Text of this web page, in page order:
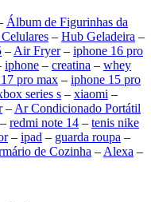
Álbum de Figurinhas da
– Hub Geladeira –
– Air Fryer– iphone 16 pro
iphone – creatina – whey
pro max – iphone 15 pro
series s – xiaomi –
– Ar Condicionado Portátil
– redmi note 14 – tenis nike
– ipad – guarda roupa –
de Cozinha – Alexa –